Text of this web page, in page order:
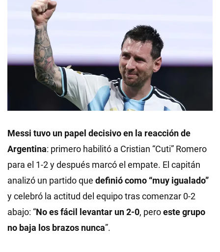
Messi tuvo un papel decisivo en la reacción de
Argentina: primero habilitó a Cristian “Cuti” Romero
para el 1-2 y después marcó el empate. El capitán
analizó un partido que definió como “muy igualado”
y celebró la actitud del equipo tras comenzar 0-2
abajo: “No es fácil levantar un 2-0, peroeste grupo
no baja los brazos nunca”.